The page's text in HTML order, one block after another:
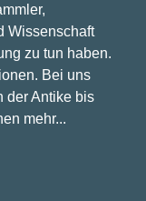
Wissenschaft
zu tun haben.
Bei uns
der Antike bis
mehr...